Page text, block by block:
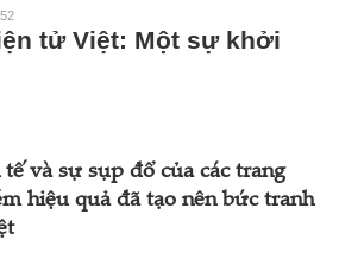
tử Việt: Một sự khởi
và sự sụp đổ của các trang
hiệu quả đã tạo nên bức tranh